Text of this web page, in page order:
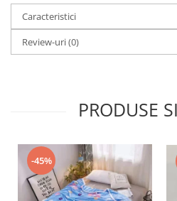
Caracteristici
Review-uri(0)
PRODUSE
-45%